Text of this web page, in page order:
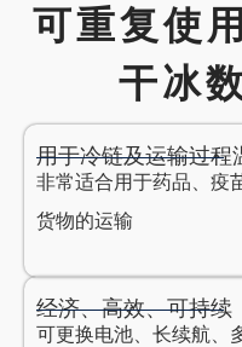
可重复使
干冰
用于冷链及运输过程
非常适合用于药品、疫
货物的运输
经济、高效、可持续
可更换电池、长续航、